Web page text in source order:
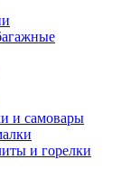
и самовары
и горелки